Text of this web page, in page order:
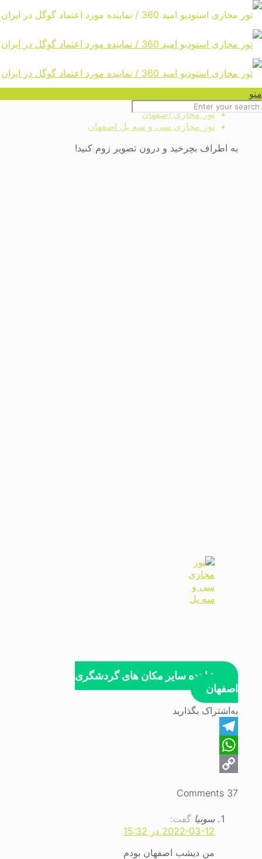
منو
تور مجازی سی و سه پل اصفهان
Home
تور مجازی ایران ، ایرانگردی ،
گردشگری ، بازدید و سفر مجازی
تور مجازی اصفهان
تور مجازی سی و سه پل اصفهان
به اطراف بچرخید و درون تصویر زوم کنید!
مشاهده سایر مکان های گردشگری
اصفهان
به‌اشتراک بگذارید
Telegram
WhatsApp
37 Comments
سونیا گفت:
2022-03-12 در 15:32
من دیشب اصفهان بودم